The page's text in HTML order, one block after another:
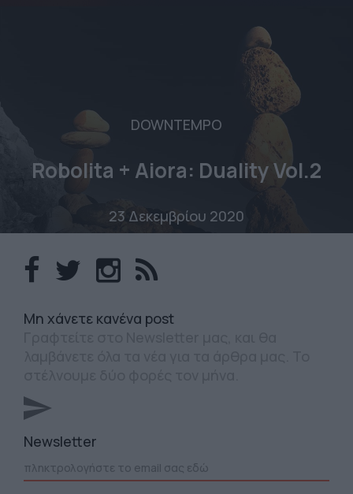
DOWNTEMPO
Robolita + Aiora: Duality Vol.2
23 Δεκεμβρίου 2020
Mη χάνετε κανένα post
Newsletter